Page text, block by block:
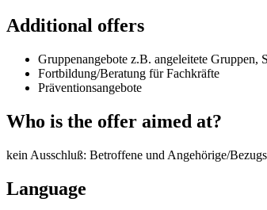
Additional offers
Gruppenangebote z.B. angeleitete Gruppen,
Fortbildung/Beratung für Fachkräfte
Präventionsangebote
Who is the offer aimed at?
kein Ausschluß: Betroffene und Angehörige/
Language